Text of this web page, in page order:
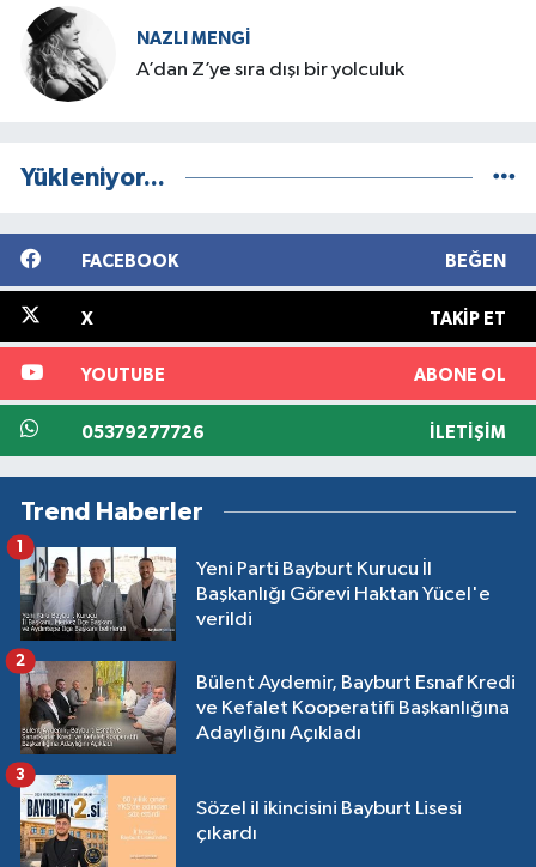
NAZLI MENGI
A’dan Z’ye sıra dışı bir yolculuk
Yükleniyor...
FACEBOOK BEĞEN
X TAKIP ET
YOUTUBE ABONE OL
05379277726 İLETIŞIM
Trend Haberler
Yeni Parti Bayburt Kurucu İl
Başkanlığı Görevi Haktan Yücel'e
verildi
1
Bülent Aydemir, Bayburt Esnaf Kredi
ve Kefalet Kooperatifi Başkanlığına
Adaylığını Açıkladı
2
Sözel il ikincisini Bayburt Lisesi
çıkardı
3